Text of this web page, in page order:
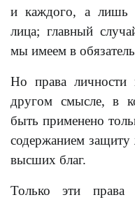
и каждого, а лишь
лица; главный
мы имеем в
Но права
другом смысле, в
быть применено
содержанием
высших благ.
Только эти права